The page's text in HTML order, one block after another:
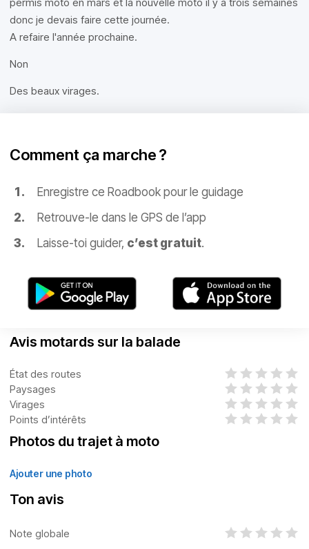
donc je devais faire cette journée.
A refaire l'année prochaine.
Non
Des beaux virages.
Comment ça marche ?
Enregistre ce Roadbook pour le guidage
Retrouve-le dans le GPS de l’app
Laisse-toi guider, c’est gratuit.
Avis motards sur la balade
État des routes
Paysages
Virages
Points d’intérêts
Photos du trajet à moto
Ajouter une photo
Ton avis
Note globale